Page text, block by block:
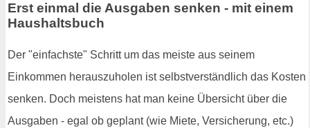
Erst einmal die Ausgaben senken - mit einem
Haushaltsbuch
Der "einfachste" Schritt um das meiste aus seinem
Einkommen herauszuholen ist selbstverständlich das Kosten
senken. Doch meistens hat man keine Übersicht über die
Ausgaben - egal ob geplant (wie Miete, Versicherung, etc.)